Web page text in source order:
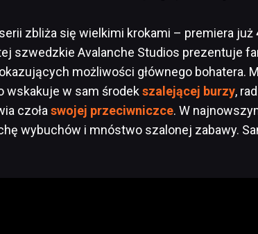
zbliża się wielkimi krokami – premiera już
szwedzkie Avalanche Studios prezentuje
możliwości głównego bohatera.
wskakuje w sam środekszalejącej burzy,
czołaswojej przeciwniczce. W
wybuchów i mnóstwo szalonej zabawy.